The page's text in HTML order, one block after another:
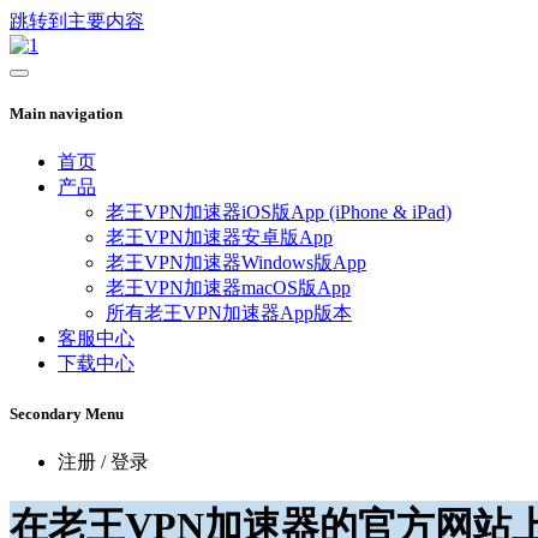
跳转到主要内容
Main navigation
首页
产品
老王VPN加速器iOS版App (iPhone & iPad)
老王VPN加速器安卓版App
老王VPN加速器Windows版App
老王VPN加速器macOS版App
所有老王VPN加速器App版本
客服中心
下载中心
Secondary Menu
注册 / 登录
在老王VPN加速器的官方网站